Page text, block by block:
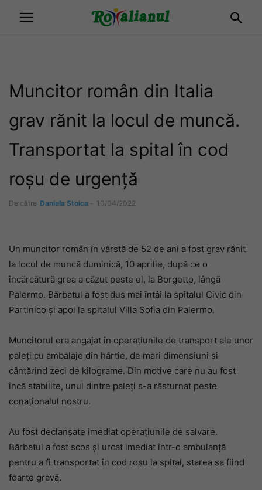
Muncitor român din Italia
grav rănit la locul de muncă.
Transportat la spital în cod
roșu de urgență
De către Daniela Stoica - 10/04/2022
Un muncitor român în vârstă de 52 de ani a fost grav rănit
la locul de muncă duminică, 10 aprilie, după ce o
încărcătură grea a căzut peste el, la Borgetto, lângă
Palermo. Bărbatul a fost dus mai întâi la spitalul Civic din
Partinico și apoi la spitalul Villa Sofia din Palermo.
Muncitorul era angajat în operațiunile de transport ale unor
paleți cu ambalaje din hârtie, de mari dimensiuni și
cântărind zeci de kilograme. Din motive care nu au fost
încă stabilite, unul dintre paleți s-a răsturnat peste
conaționalul nostru.
Au fost declanșate imediat operațiunile de salvare.
Bărbatul a fost scos și urcat imediat într-o ambulanță
pentru a fi transportat în cod roșu la spital, starea sa fiind
foarte gravă.